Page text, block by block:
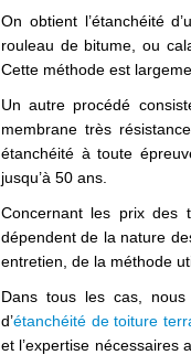
On obtient l’étanchéité
rouleau de bitume, ou
Cette méthode est
Un autre procédé
membrane très
étanchéité à toute
jusqu’à 50 ans.
Concernant les prix des
dépendent de la nature
entretien, de la méthode
Dans tous les cas,
d’étanchéité de toiture
et l’expertise nécessaires